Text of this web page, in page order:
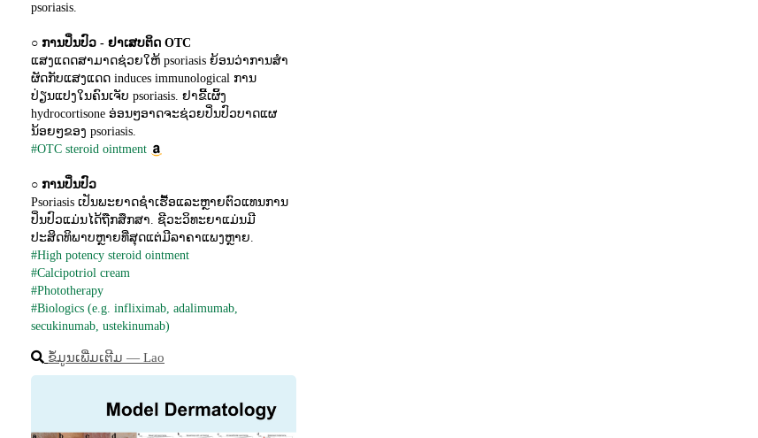
psoriasis.
○ ການປິ່ນປົວ - ຢາເສບຕິດ OTC
ແສງແດດສາມາດຊ່ວຍໃຫ້ psoriasis ຍ້ອນວ່າການສໍາ
ຜັດກັບແສງແດດ induces immunological ການ
ປ່ຽນແປງໃນຄົນເຈັບ psoriasis. ຢາຂີ້ເຜິ້ງ
hydrocortisone ອ່ອນໆອາດຈະຊ່ວຍປິ່ນປົວບາດແຜ
ນ້ອຍໆຂອງ psoriasis.
#OTC steroid ointment
○ ການປິ່ນປົວ
Psoriasis ເປັນພະຍາດຊໍາເຮື້ອແລະຫຼາຍຕົວແທນການ
ປິ່ນປົວແມ່ນໄດ້ຖືກສຶກສາ. ຊີວະວິທະຍາແມ່ນມີ
ປະສິດທິພາບຫຼາຍທີ່ສຸດແຕ່ມີລາຄາແພງຫຼາຍ.
#High potency steroid ointment
#Calcipotriol cream
#Phototherapy
#Biologics (e.g. infliximab, adalimumab,
secukinumab, ustekinumab)
ຂໍ້ມູນເພີ່ມເຕີມ ― Lao